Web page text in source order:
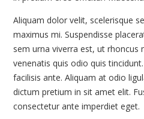
Aliquam dolor velit, scelerisque
maximus mi. Suspendisse
sem urna viverra est, ut rhoncus
venenatis quis odio quis
facilisis ante. Aliquam at odio
dictum pretium in sit amet elit.
consectetur ante imperdiet eget.